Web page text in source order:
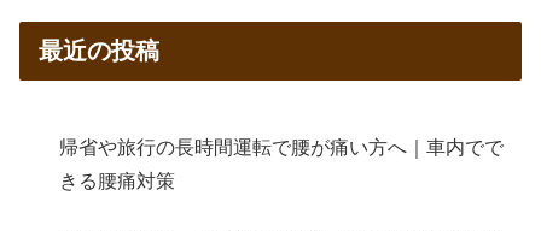
最近の投稿
帰省や旅行の長時間運転で腰が痛い方へ｜車内でで
きる腰痛対策